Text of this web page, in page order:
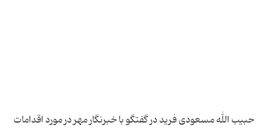
حبیب الله مسعودی فرید در گفتگو با خبرنگار مهر در مورد اقدامات